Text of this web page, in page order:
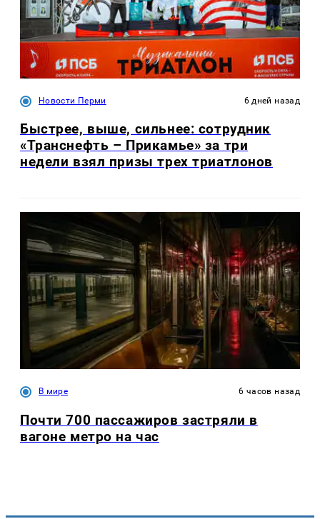
Новости Перми 6 дней назад
Быстрее, выше, сильнее: сотрудник
«Транснефть – Прикамье» за три
недели взял призы трех триатлонов
В мире 6 часов назад
Почти 700 пассажиров застряли в
вагоне метро на час